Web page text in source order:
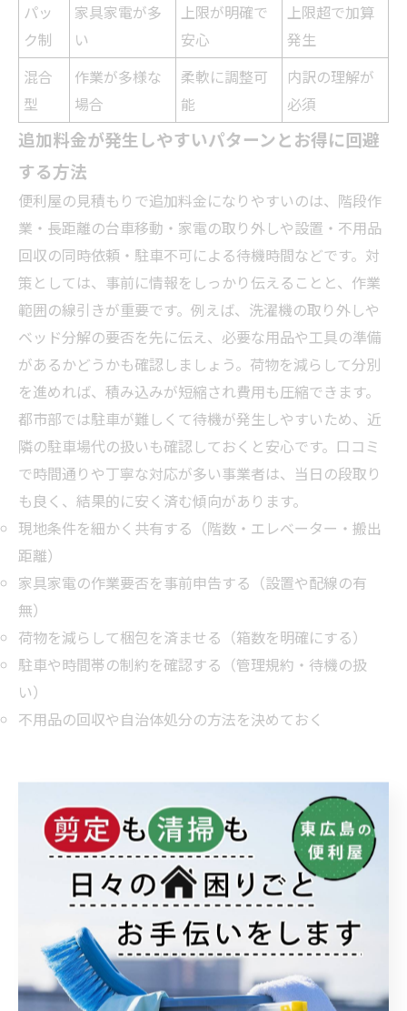
パッ
ク制
家具家電が多
い
上限が明確で
安心
上限超で加算
発生
混合
型
作業が多様な
場合
柔軟に調整可
能
内訳の理解が
必須
追加料金が発生しやすいパターンとお得に回避
する方法
便利屋の見積もりで追加料金になりやすいのは、階段作
業・長距離の台車移動・家電の取り外しや設置・不用品
回収の同時依頼・駐車不可による待機時間などです。対
策としては、事前に情報をしっかり伝えることと、作業
範囲の線引きが重要です。例えば、洗濯機の取り外しや
ベッド分解の要否を先に伝え、必要な用品や工具の準備
があるかどうかも確認しましょう。荷物を減らして分別
を進めれば、積み込みが短縮され費用も圧縮できます。
都市部では駐車が難しくて待機が発生しやすいため、近
隣の駐車場代の扱いも確認しておくと安心です。口コミ
で時間通りや丁寧な対応が多い事業者は、当日の段取り
も良く、結果的に安く済む傾向があります。
現地条件を細かく共有する（階数・エレベーター・搬出
距離）
家具家電の作業要否を事前申告する（設置や配線の有
無）
荷物を減らして梱包を済ませる（箱数を明確にする）
駐車や時間帯の制約を確認する（管理規約・待機の扱
い）
不用品の回収や自治体処分の方法を決めておく
便利屋と引っ越し専門業者の違い
をサービスや価格で比較
便利屋が得意な引っ越しと苦手な場面の見極め
便利屋は必要な作業だけを切り出して依頼できるため、